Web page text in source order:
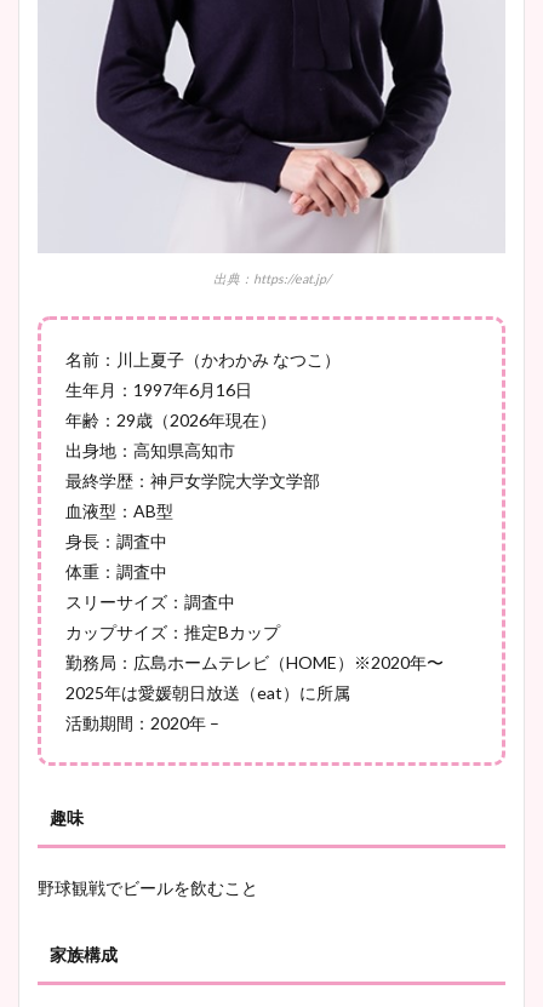
ニット衣装まとめ！美足の筋
肉も凄い！
鈴木唯の太ってた時の体重が
ヤバすぎww原因や痩せたダ
イエット方は？昔と現在を画
像比較！
豊島実季アナのカップ画像ま
とめ！美脚や水着姿に年齢も
宇賀神メグアナのニット画像
まとめ！足も美脚でカップも
池谷実悠アナのメガネ画像が
かわいい！カップや水着姿も
出典：https://eat.jp/
名前：川上夏子（かわかみ なつこ）
生年月：1997年6月16日
年齢：29歳（2026年現在）
出身地：高知県高知市
最終学歴：神戸女学院大学文学部
血液型：AB型
身長：調査中
体重：調査中
スリーサイズ：調査中
カップサイズ：推定Bカップ
勤務局：広島ホームテレビ（HOME）※2020年〜
2025年は愛媛朝日放送（eat）に所属
活動期間：2020年 –
趣味
野球観戦でビールを飲むこと
家族構成